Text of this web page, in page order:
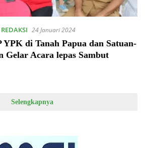
24 Januari 2024
YPK di Tanah Papua dan Satuan-
Gelar Acara lepas Sambut
Selengkapnya